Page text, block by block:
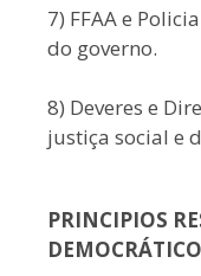
7) FFAA e
do governo.
8) Deveres e
justiça social e
PRINCIPIOS
DEMOCRÁTICO